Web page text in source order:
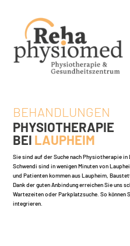
BEHANDLUNGEN
PHYSIOTHERAPIE
BEI LAUPHEIM
Sie sind auf der Suche nach Physiotherapie in
Schwendi sind in wenigen Minuten von
und Patienten kommen aus Laupheim,
Dank der guten Anbindung erreichen Sie uns
Wartezeiten oder Parkplatzsuche. So können
integrieren.